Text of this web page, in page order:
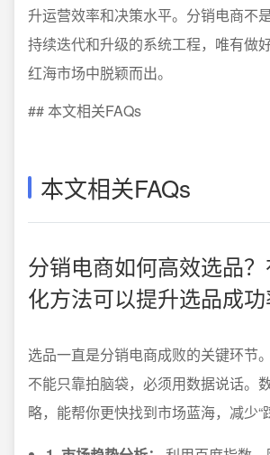
升运营效率和决策水平。分销电商不
持续迭代和升级的系统工程，唯有做
红海市场中脱颖而出。
## 本文相关FAQs
本文相关FAQs
分销电商如何高效选品
化方法可以提升选品成功
选品一直是分销电商成败的关键环节
不能只靠拍脑袋，必须用数据说话。
略，能帮你更快找到市场蓝海，减少“